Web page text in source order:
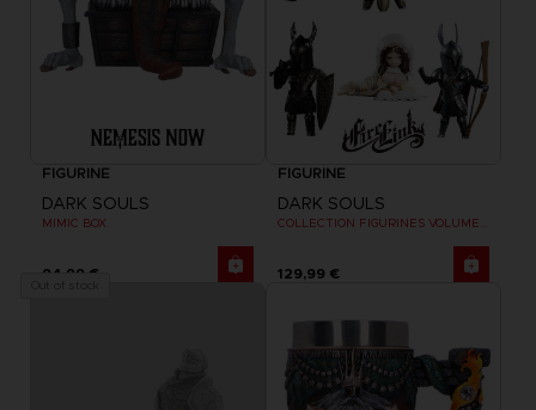
FIGURINE
DARK SOULS
MIMIC BOX
94,99 €
FIGURINE
DARK SOULS
129,99 €